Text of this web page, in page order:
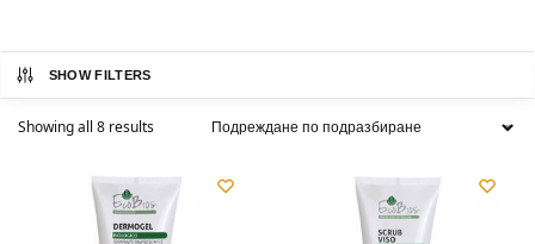
SHOW FILTERS
Showing all 8 results